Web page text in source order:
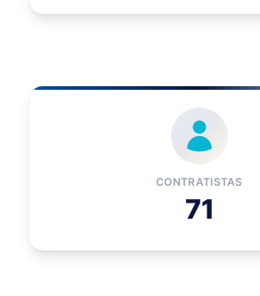
CONTRATISTAS
71